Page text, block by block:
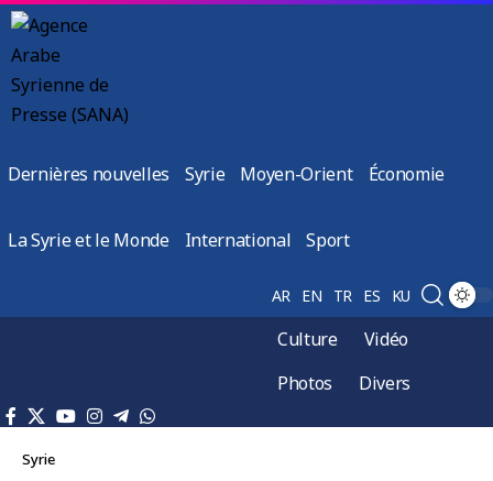
Dernières nouvelles Syrie Moyen-Orient Économie
La Syrie et le Monde International Sport
AR EN TR ES KU
Culture
Vidéo
Photos
Divers
Syrie